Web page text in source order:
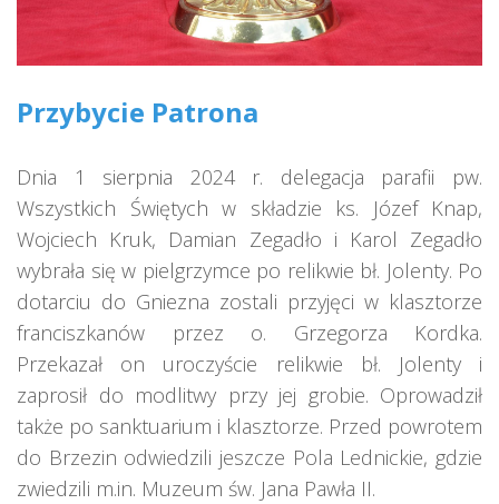
Przybycie Patrona
Dnia 1 sierpnia 2024 r. delegacja parafii pw.
Wszystkich Świętych w składzie ks. Józef Knap,
Wojciech Kruk, Damian Zegadło i Karol Zegadło
wybrała się w pielgrzymce po relikwie bł. Jolenty. Po
dotarciu do Gniezna zostali przyjęci w klasztorze
franciszkanów przez o. Grzegorza Kordka.
Przekazał on uroczyście relikwie bł. Jolenty i
zaprosił do modlitwy przy jej grobie. Oprowadził
także po sanktuarium i klasztorze. Przed powrotem
do Brzezin odwiedzili jeszcze Pola Lednickie, gdzie
zwiedzili m.in. Muzeum św. Jana Pawła II.